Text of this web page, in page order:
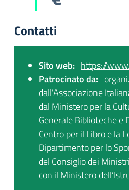
Contatti
Sito web: https://
Patrocinato da:
dall'Associazione
dal Ministero per la
Generale Biblioteche e
Centro per il Libro e la
Dipartimento per lo
del Consiglio dei
con il Ministero